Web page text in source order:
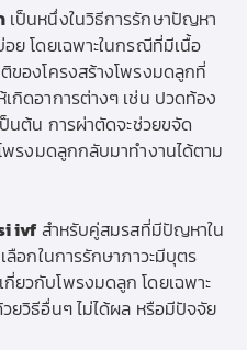
เป็นหนึ่งในวิธีการรักษาปัญหา
ย โดยเฉพาะในกรณีที่มีเนื้อ
องโครงสร้างโพรงมดลูกที่
กิดอาการต่างๆ เช่น ปวดท้อง
นต้น การผ่าตัดจะช่วยขจัด
พรงมดลูกกลับมาทำงานได้ตาม
ivf สำหรับคู่สมรสที่มีปัญหาใน
อกในการรักษาภาวะมีบุตร
ยวกับโพรงมดลูก โดยเฉพาะ
ยวิธีอื่นๆ ไม่ได้ผล หรือมีปัจจัย